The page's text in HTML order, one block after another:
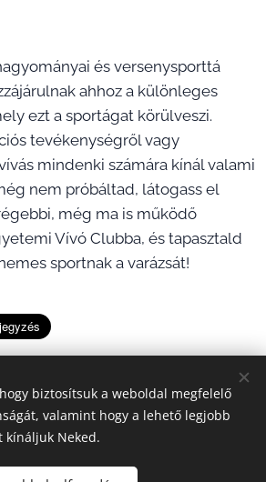
és versenysporttá
ahhoz a különleges
ezt a sportágat körülveszi.
tevékenységről vagy
mindenki számára kínál valami
nem próbáltad, látogass el
még ma is működő
Vívó Clubba, és tapasztald
sportnak a varázsát!
biztosította: EVC
biztosítsuk a weboldal megfelelő
valamint hogy a lehető legjobb
kínáljuk Neked.